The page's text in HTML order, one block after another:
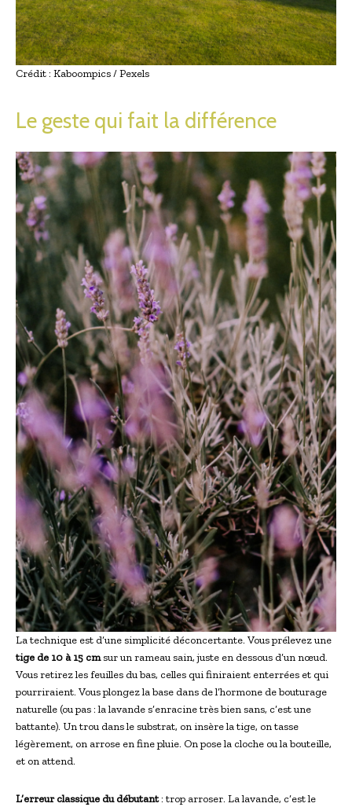
Crédit : Kaboompics / Pexels
Le geste qui fait la différence
La technique est d’une simplicité déconcertante. Vous prélevez une
tige de 10 à 15 cmsur un rameau sain, juste en dessous d’un nœud.
Vous retirez les feuilles du bas, celles qui finiraient enterrées et qui
pourriraient. Vous plongez la base dans de l’hormone de bouturage
naturelle (ou pas : la lavande s’enracine très bien sans, c’est une
battante). Un trou dans le substrat, on insère la tige, on tasse
légèrement, on arrose en fine pluie. On pose la cloche ou la bouteille,
et on attend.
L’erreur classique du débutant: trop arroser. La lavande, c’est le